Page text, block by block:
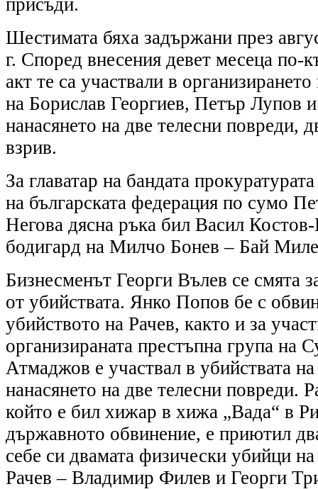
Шестимата бяха задържани през
г. Според внесения девет месеца по-
акт те са участвали в
на Борислав Георгиев, Петър Лупов
нанасянето на две телесни повреди,
взрив.
За главатар на бандата
на българската федерация по сумо
Негова дясна ръка бил Васил
бодигард на Милчо Бонев – Бай
Бизнесменът Георги Вълев се смята
от убийствата. Янко Попов бе с
убийството на Рачев, както и за
организираната престъпна група на
Атмаджов е участвал в убийствата
нанасянето на две телесни повреди.
който е бил хижар в хижа „Вада“ в
държавното обвинение, е приютил
себе си двамата физически убийци
Рачев – Владимир Филев и Георги